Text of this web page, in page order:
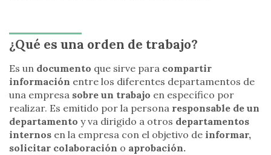
¿Qué es una orden de trabajo?
Es un documento que sirve para compartir
información entre los diferentes departamentos de
una empresa sobre un trabajo en específico por
realizar. Es emitido por la persona responsable de un
departamento y va dirigido a otros departamentos
internos en la empresa con el objetivo de informar,
solicitar colaboración o aprobación.